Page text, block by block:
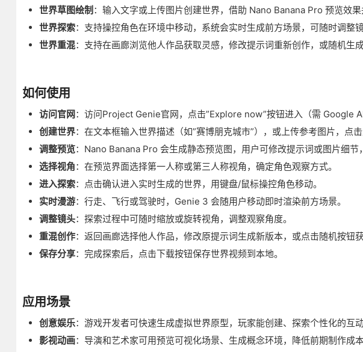
世界草图绘制 ：输入文字或上传图片创建世界，借助 Nano Banana Pro 预览效
世界探索：支持操控角色在环境中移动，系统会实时生成前方场景，可随时调整镜
世界重混：支持在画廊浏览他人作品获取灵感，修改提示词重新创作，或随机生
如何使用
访问官网：访问Project Genie官网，点击”Explore now”按钮进入（需 Google
创建世界：在文本框输入世界描述（如”赛博朋克城市”），或上传参考图片，点击
调整预览：Nano Banana Pro 会生成静态预览图，用户可修改提示词或图片细节
选择视角：在预览界面选择第一人称或第三人称视角，确定角色观察方式。
进入探索：点击确认进入实时生成的世界，用键盘/鼠标操控角色移动。
实时漫游：行走、飞行或驾驶时，Genie 3 会随用户移动即时渲染前方场景。
调整镜头：探索过程中可随时缩放或旋转视角，调整观察角度。
重混创作：返回画廊选择他人作品，修改原提示词生成新版本，或点击随机按钮获
保存分享：完成探索后，点击下载按钮保存世界视频到本地。
应用场景
创意娱乐：游戏开发者可快速生成虚拟世界原型，玩家能创建、探索个性化的互动
影视动画：导演和艺术家可用预览可视化场景、生成概念环境，降低前期制作成本